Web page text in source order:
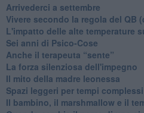
​Arrivederci a settembre
​Vivere secondo la regola del QB
​L'impatto delle alte temperature
Sei anni di Psico-Cose
​Anche il terapeuta “sente”
​La forza silenziosa dell'impegno
​Il mito della madre leonessa
Spazi leggeri per tempi complessi
Il bambino, il marshmallow e il